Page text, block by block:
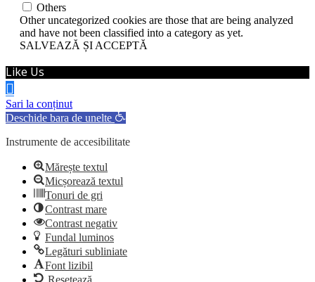
Others
Other uncategorized cookies are those that are being analyzed
and have not been classified into a category as yet.
SALVEAZĂ ȘI ACCEPTĂ
Like Us
Sari la conținut
Deschide bara de unelte
Instrumente de accesibilitate
Mărește textul
Micșorează textul
Tonuri de gri
Contrast mare
Contrast negativ
Fundal luminos
Legături subliniate
Font lizibil
Resetează